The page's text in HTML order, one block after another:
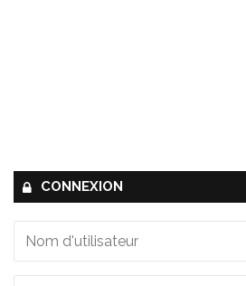
CONNEXION